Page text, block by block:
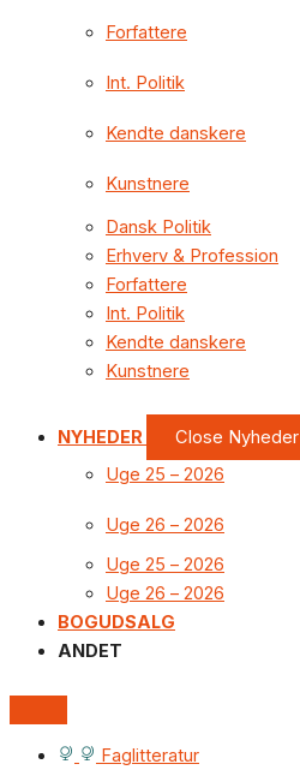
Forfattere
Int. Politik
Kendte danskere
Kunstnere
Dansk Politik
Erhverv & Profession
Forfattere
Int. Politik
Kendte danskere
Kunstnere
NYHEDER
Close Nyheder
Uge 25 – 2026
Uge 26 – 2026
Uge 25 – 2026
Uge 26 – 2026
BOGUDSALG
ANDET
Faglitteratur